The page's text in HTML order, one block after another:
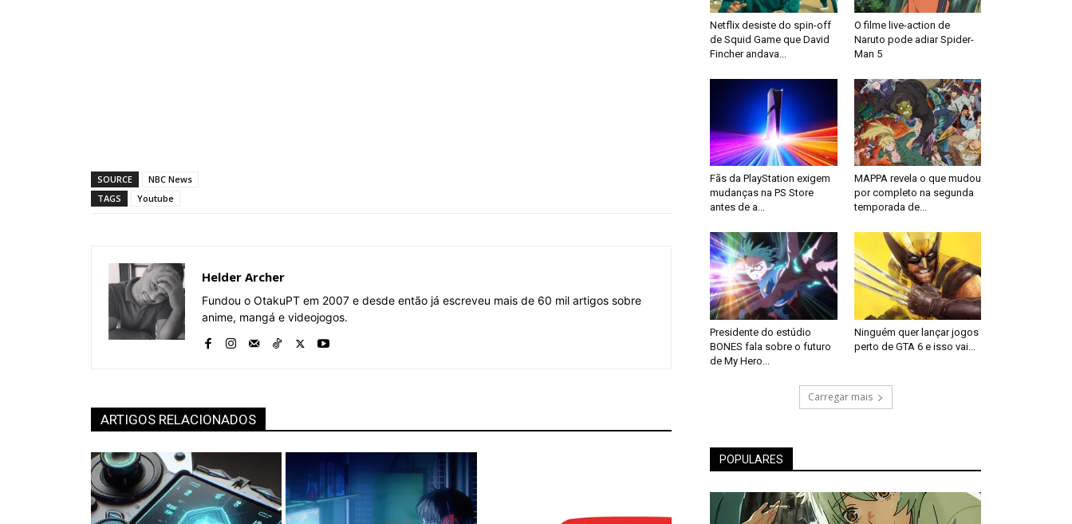
SOURCE
NBC News
TAGS
Youtube
Helder Archer
Fundou o OtakuPT em 2007 e desde então já escreveu mais de 60 mil artigos sobre
anime, mangá e videojogos.
ARTIGOS RELACIONADOS
Netflix desiste do spin-off
de Squid Game que David
Fincher andava...
O filme live-action de
Naruto pode adiar Spider-
Man 5
Fãs da PlayStation exigem
mudanças na PS Store
antes de a...
MAPPA revela o que mudou
por completo na segunda
temporada de...
Presidente do estúdio
BONES fala sobre o futuro
de My Hero...
Ninguém quer lançar jogos
perto de GTA 6 e isso vai...
Carregar mais
POPULARES